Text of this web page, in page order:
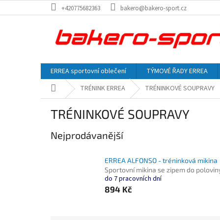
na
+420775682363 bakero@bakero-sport.cz
ERREA sportovní oblečení TÝMOVÉ ŘADY ERREA
Domů TRÉNINK ERREA TRÉNINKOVÉ SOUPRAVY
TRÉNINKOVÉ SOUPRAVY
Nejprodávanější
ERREA ALFONSO - tréninková mikina
Sportovní mikina se zipem do
do 7 pracovních dní
894 Kč